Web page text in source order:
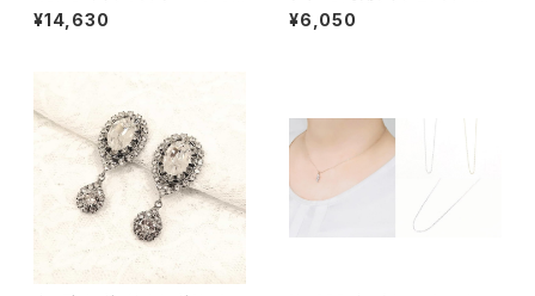
み（60センチ+アジャスター）
¥14,630
ル6ミリ
¥6,050